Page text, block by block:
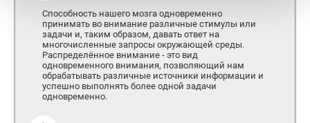
Способность нашего мозга одновременно
принимать во внимание различные стимулы или
задачи и, таким образом, давать ответ на
многочисленные запросы окружающей среды.
Распределённое внимание - это вид
одновременного внимания, позволяющий нам
обрабатывать различные источники информации и
успешно выполнять более одной задачи
одновременно.